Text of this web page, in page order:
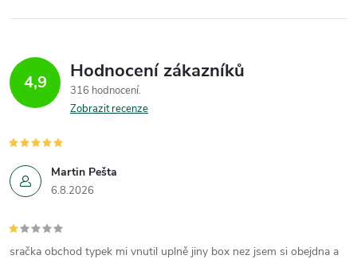
4,9 Hodnocení zákazníků
316 hodnocení
Zobrazit recenze
Martin Pešta
6.8.2026
sračka obchod typek mi vnutil uplně jiny box nez jsem si obejdna a